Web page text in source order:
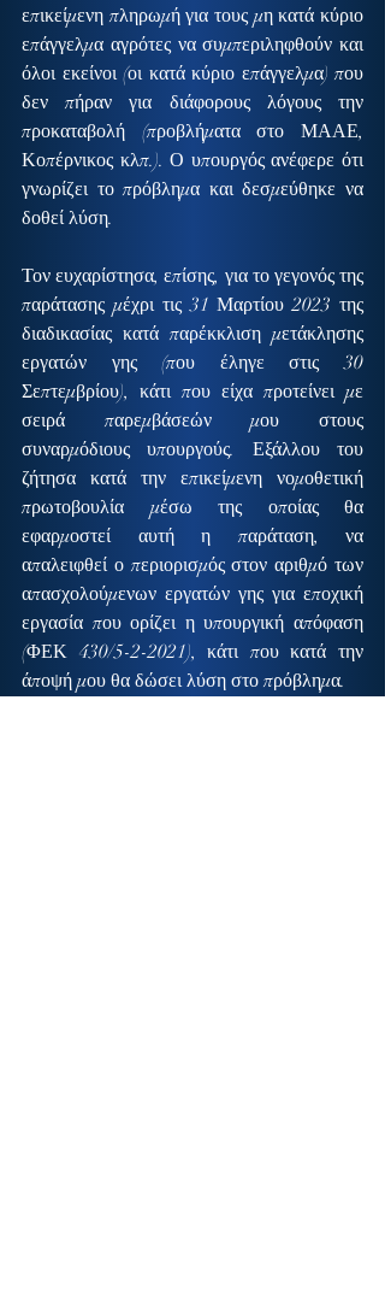
επικείμενη πληρωμή για τους μη κατά κύριο
επάγγελμα αγρότες να συμπεριληφθούν και
όλοι εκείνοι (οι κατά κύριο επάγγελμα) που
δεν πήραν για διάφορους λόγους την
προκαταβολή (προβλήματα στο ΜΑΑΕ,
Κοπέρνικος κλπ.). Ο υπουργός ανέφερε ότι
γνωρίζει το πρόβλημα και δεσμεύθηκε να
δοθεί λύση.
Τον ευχαρίστησα, επίσης, για το γεγονός της
παράτασης μέχρι τις 31 Μαρτίου 2023 της
διαδικασίας κατά παρέκκλιση μετάκλησης
εργατών γης (που έληγε στις 30
Σεπτεμβρίου), κάτι που είχα προτείνει με
σειρά παρεμβάσεών μου στους
συναρμόδιους υπουργούς. Εξάλλου του
ζήτησα κατά την επικείμενη νομοθετική
πρωτοβουλία μέσω της οποίας θα
εφαρμοστεί αυτή η παράταση, να
απαλειφθεί ο περιορισμός στον αριθμό των
απασχολούμενων εργατών γης για εποχική
εργασία που ορίζει η υπουργική απόφαση
(ΦΕΚ 430/5-2-2021), κάτι που κατά την
άποψή μου θα δώσει λύση στο πρόβλημα.